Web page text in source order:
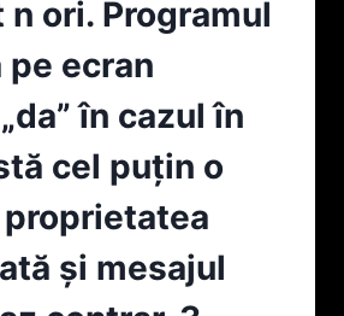
n ori. Programul
ecran
în cazul în
cel puțin o
şi mesajul